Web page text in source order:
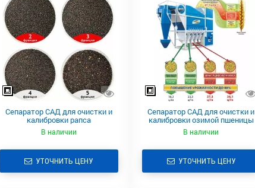
Сепаратор САД для очистки и
калибровки рапса
В наличии
УТОЧНИТЬ ЦЕНУ
Сепаратор САД для очистки и
калибровки озимой пшеницы
В наличии
УТОЧНИТЬ ЦЕНУ